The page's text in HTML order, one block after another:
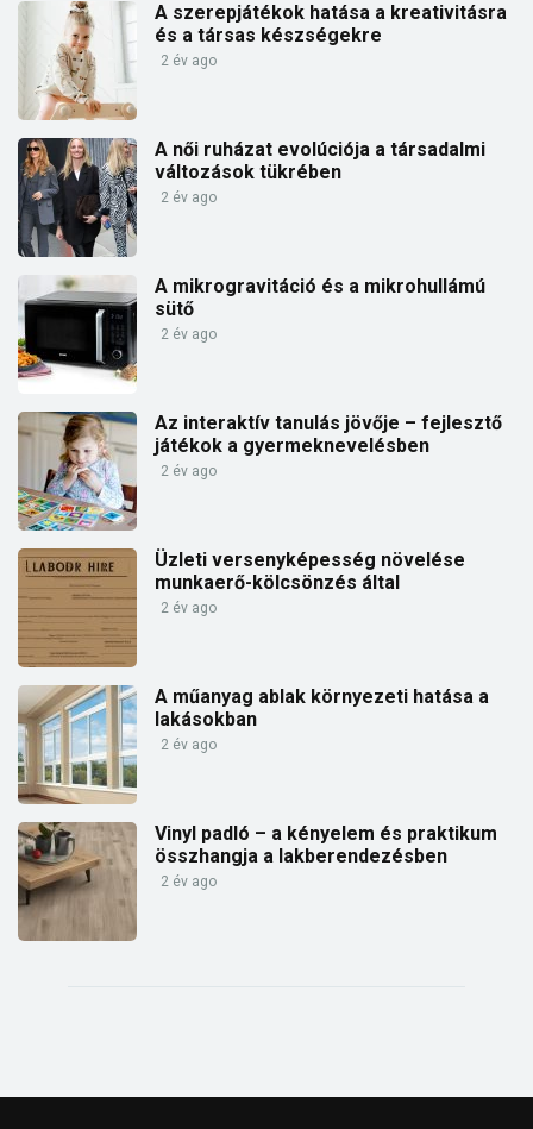
A szerepjátékok hatása a kreativitásra
és a társas készségekre
2 év ago
A női ruházat evolúciója a társadalmi
változások tükrében
2 év ago
A mikrogravitáció és a mikrohullámú
sütő
2 év ago
Az interaktív tanulás jövője – fejlesztő
játékok a gyermeknevelésben
2 év ago
Üzleti versenyképesség növelése
munkaerő-kölcsönzés által
2 év ago
A műanyag ablak környezeti hatása a
lakásokban
2 év ago
Vinyl padló – a kényelem és praktikum
összhangja a lakberendezésben
2 év ago